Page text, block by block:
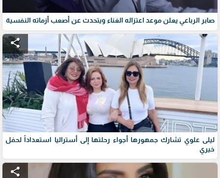
صابر الرباعي يعلن موعد اعتزاله الغناء ويتحدث عن أصعب أزماته النفسية
share
ليلى علوي تشارك جمهورها أجواء رحلتها إلى أستراليا استعداداً لحفل
خيري
share